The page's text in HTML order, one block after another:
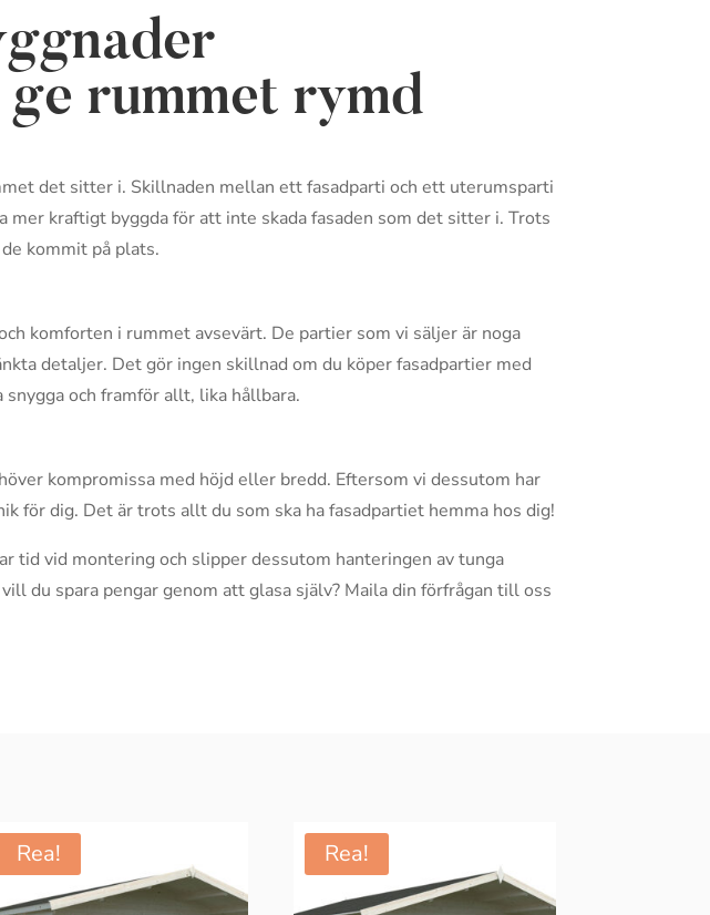
rummet rymd
det sitter i. Skillnaden mellan ett fasadparti och ett uterumsparti
kraftigt byggda för att inte skada fasaden som det sitter i. Trots
kommit på plats.
komforten i rummet avsevärt. De partier som vi säljer är noga
detaljer. Det gör ingen skillnad om du köper fasadpartier med
och framför allt, lika hållbara.
kompromissa med höjd eller bredd. Eftersom vi dessutom har
för dig. Det är trots allt du som ska ha fasadpartiet hemma hos dig!
tid vid montering och slipper dessutom hanteringen av tunga
du spara pengar genom att glasa själv? Maila din förfrågan till oss
Rea! Rea!